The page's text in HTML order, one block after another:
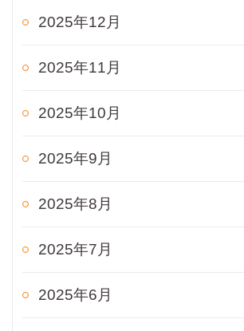
2025年12月
2025年11月
2025年10月
2025年9月
2025年8月
2025年7月
2025年6月